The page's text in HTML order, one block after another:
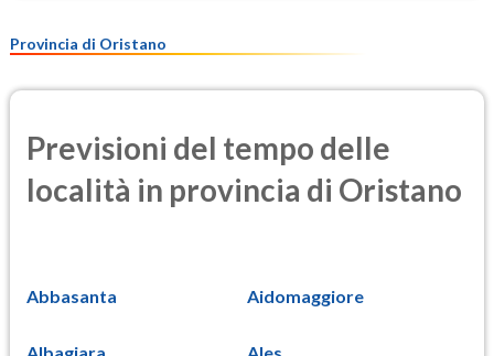
Provincia di Oristano
Previsioni del tempo delle
località in provincia di Oristano
Abbasanta Aidomaggiore